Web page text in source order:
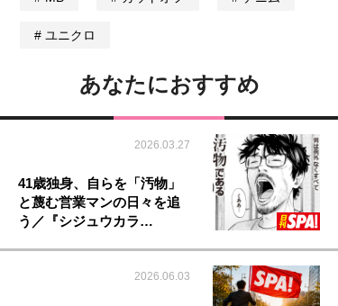
ユニクロ
あなたにおすすめ
2026.03.27
41歳独身、自らを「汚物」
と蔑む営業マンの日々を追
う／『シジュウカラ…
2026.06.03